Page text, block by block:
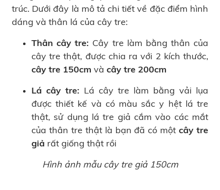
trúc. Dưới đây là mô tả chi tiết về đặc điểm hình
dáng và thân lá của cây tre:
Thân cây tre: Cây tre làm bằng thân của
cây tre thật, được chia ra với 2 kích thước,
cây tre 150cm và cây tre 200cm
Lá cây tre: Lá cây tre làm bằng vải lụa
được thiết kế và có màu sắc y hệt lá tre
thật, sử dụng lá tre giả cắm vào các mắt
của thân tre thật là bạn đã có mộtcây tre
giả rất giống thật rồi
Hình ảnh mẫu cây tre giả 150cm